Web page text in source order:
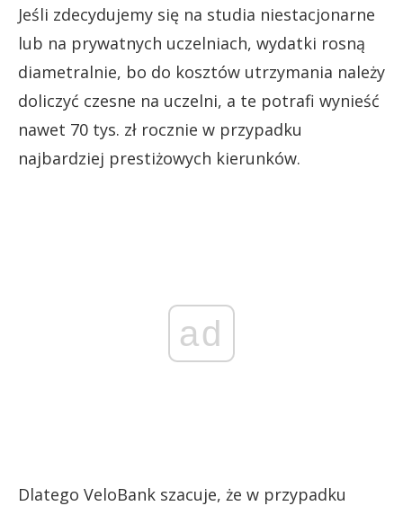
Jeśli zdecydujemy się na studia niestacjonarne
lub na prywatnych uczelniach, wydatki rosną
diametralnie, bo do kosztów utrzymania należy
doliczyć czesne na uczelni, a te potrafi wynieść
nawet 70 tys. zł rocznie w przypadku
najbardziej prestiżowych kierunków.
ad
Dlatego VeloBank szacuje, że w przypadku